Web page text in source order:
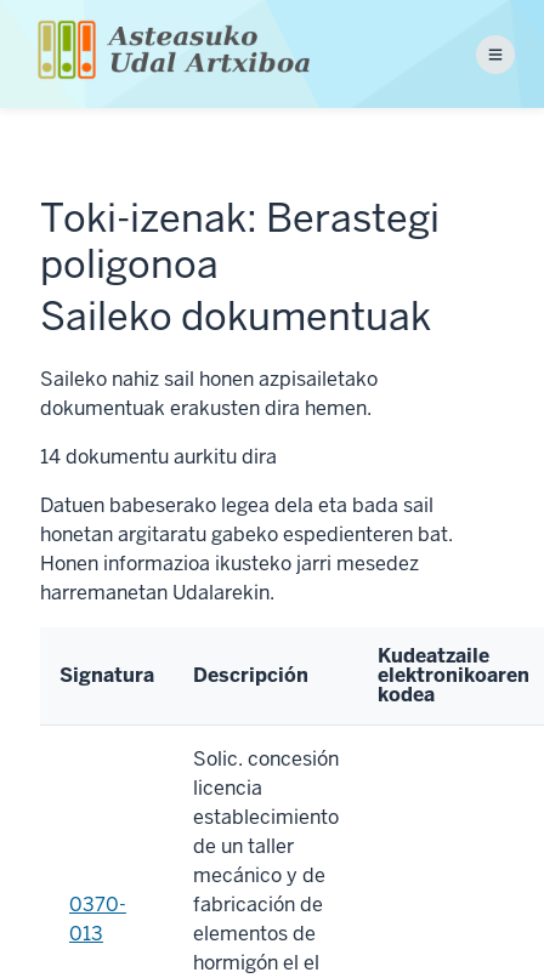
contenido
Menu
Toki-izenak: Berastegi
poligonoa
Saileko dokumentuak
Saileko nahiz sail honen azpisailetako
dokumentuak erakusten dira hemen.
14dokumentu aurkitu dira
Datuen babeserako legea dela eta bada sail
honetan argitaratu gabeko espedienteren bat.
Honen informazioa ikusteko jarri mesedez
harremanetan Udalarekin.
Signatura Descripción
Kudeatzaile
elektronikoaren
kodea
0370-
013
Solic. concesión
licencia
establecimiento
de un taller
mecánico y de
fabricación de
elementos de
hormigón el el